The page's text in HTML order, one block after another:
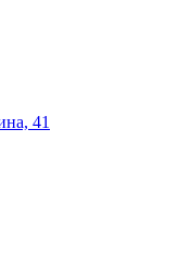
41